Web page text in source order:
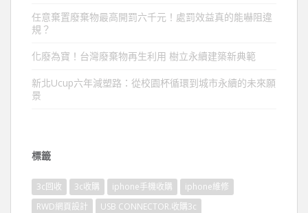
任意棄置廢棄物最高開罰六千元！處罰效益真的能嚇阻違
規？
化廢為寶！台灣廢棄物再生利用 樹立永續建築新典範
新北Ucup六年減塑路：從校園杯循環到城市永續的未來願
景
標籤
3c回收 3c收購 iphone手機收購
iphone維修
RWD網頁設計
USB CONNECTOR.收購3c